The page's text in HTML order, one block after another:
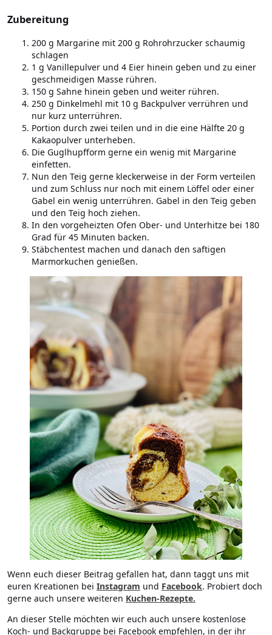
Zubereitung
200 g Margarine mit 200 g Rohrohrzucker schaumig
schlagen
1 g Vanillepulver und 4 Eier hinein geben und zu einer
geschmeidigen Masse rühren.
150 g Sahne hinein geben und weiter rühren.
250 g Dinkelmehl mit 10 g Backpulver verrühren und
nur kurz unterrühren.
Portion durch zwei teilen und in die eine Hälfte 20 g
Kakaopulver unterheben.
Die Guglhupfform gerne ein wenig mit Margarine
einfetten.
Nun den Teig gerne kleckerweise in der Form verteilen
und zum Schluss nur noch mit einem Löffel oder einer
Gabel ein wenig unterrühren. Gabel in den Teig geben
und den Teig hoch ziehen.
In den vorgeheizten Ofen Ober- und Unterhitze bei 180
Grad für 45 Minuten backen.
Stäbchentest machen und danach den saftigen
Marmorkuchen genießen.
Wenn euch dieser Beitrag gefallen hat, dann taggt uns mit
euren Kreationen bei Instagram und Facebook. Probiert doch
gerne auch unsere weiteren Kuchen-Rezepte.
An dieser Stelle möchten wir euch auch unsere kostenlose
Koch- und Backgruppe bei Facebook empfehlen, in der ihr